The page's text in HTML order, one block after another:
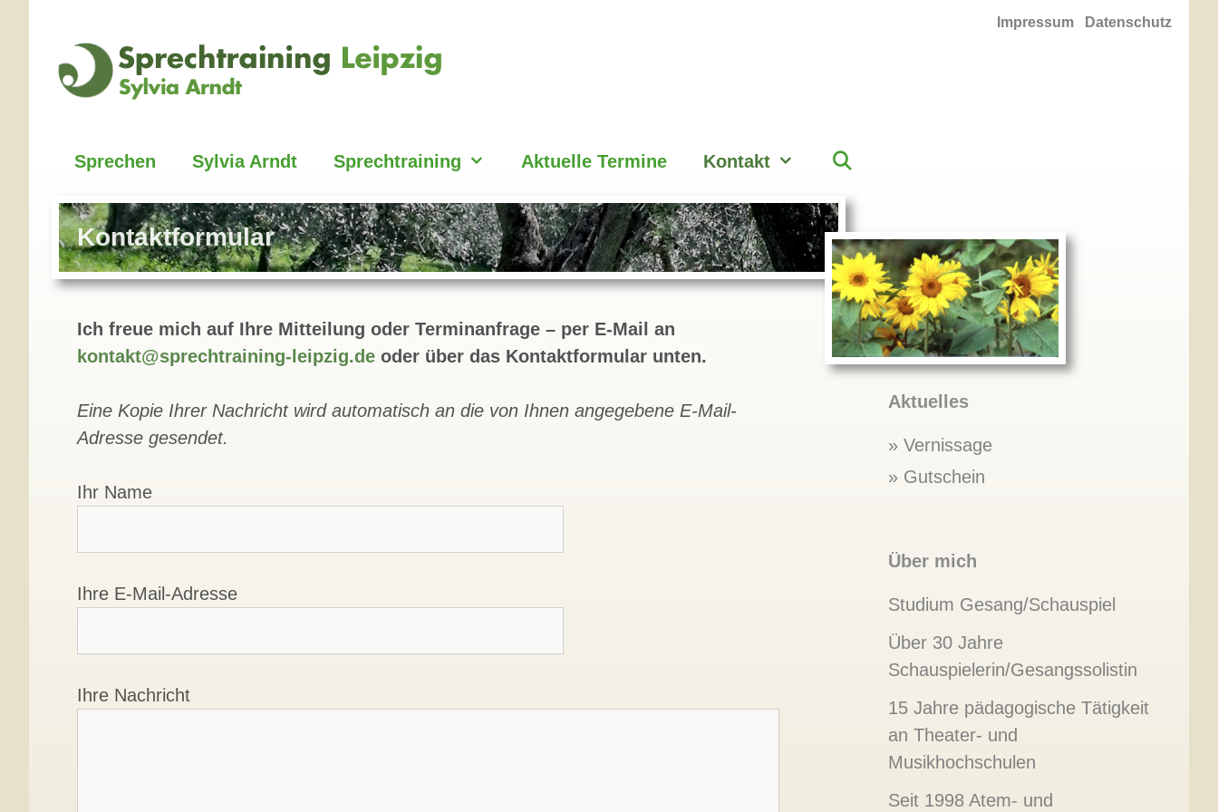
springen
Impressum Datenschutz
Sprechen Sylvia Arndt Sprechtraining Aktuelle Termine Kontakt
Kontaktformular
Ich freue mich auf Ihre Mitteilung oder Terminanfrage – per E-Mail an
kontakt@sprechtraining-leipzig.de oder über das Kontaktformular unten.
Eine Kopie Ihrer Nachricht wird automatisch an die von Ihnen angegebene E-Mail-
Adresse gesendet.
Ihr Name
Ihre E-Mail-Adresse
Ihre Nachricht
Aktuelles
Vernissage
Gutschein
Über mich
Studium Gesang/Schauspiel
Über 30 Jahre
Schauspielerin/Gesangssolistin
15 Jahre pädagogische Tätigkeit
an Theater- und
Musikhochschulen
Seit 1998 Atem- und